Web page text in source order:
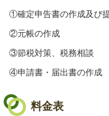
①確定申告書の作成及び
②元帳の作成
③節税対策、税務相談
④申請書・届出書の作成
料金表